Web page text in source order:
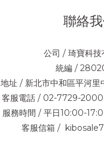
聯絡
公司 / 琦寶科技
統編 /
地址 / 新北市中和區平河里
客服電話 / 02-7729-2000
服務時間 / 平日10:00-
客服信箱 /